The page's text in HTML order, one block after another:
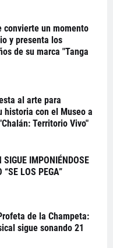
convierte un momento
y presenta los
de su marca "Tanga
al arte para
historia con el Museo a
Territorio Vivo"
SIGUE IMPONIÉNDOSE
“SE LOS PEGA”
de la Champeta:
sigue sonando 21